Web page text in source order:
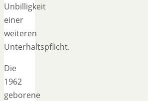
Unbilligkeit
einer
weiteren
Unterhaltspflicht.
Die
1962
geborene